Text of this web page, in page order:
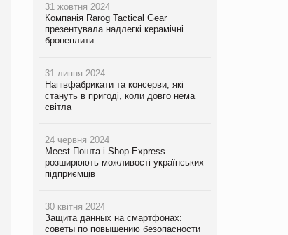
31 жовтня 2024
Компанія Rarog Tactical Gear
презентувала надлегкі керамічні
бронеплити
31 липня 2024
Напівфабрикати та консерви, які
стануть в пригоді, коли довго нема
світла
24 червня 2024
Meest Пошта і Shop-Express
розширюють можливості українських
підприємців
30 квітня 2024
Защита данных на смартфонах:
советы по повышению безопасности